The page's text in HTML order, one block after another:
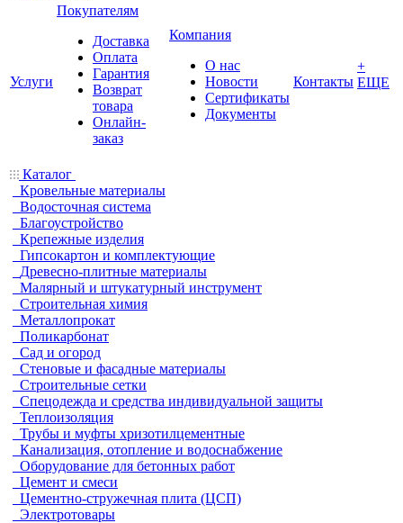
Услуги
Покупателям
Доставка
Оплата
Гарантия
Возврат
товара
Онлайн-
заказ
Компания
О нас
Новости
Сертификаты
Документы
Контакты
+
ЕЩЕ
Каталог
Кровельные материалы
Водосточная система
Благоустройство
Крепежные изделия
Гипсокартон и комплектующие
Древесно-плитные материалы
Малярный и штукатурный инструмент
Строительная химия
Металлопрокат
Поликарбонат
Сад и огород
Стеновые и фасадные материалы
Строительные сетки
Спецодежда и средства индивидуальной защиты
Теплоизоляция
Трубы и муфты хризотилцементные
Канализация, отопление и водоснабжение
Оборудование для бетонных работ
Цемент и смеси
Цементно-стружечная плита (ЦСП)
Электротовары